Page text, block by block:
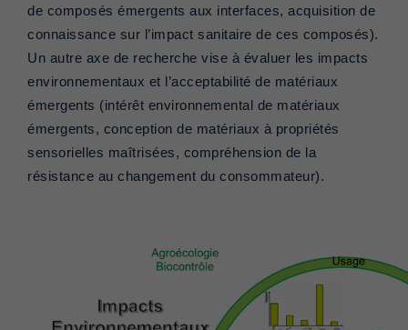
de composés émergents aux interfaces, acquisition de
connaissance sur l’impact sanitaire de ces composés).
Un autre axe de recherche vise à évaluer les impacts
environnementaux et l’acceptabilité de matériaux
émergents (intérêt environnemental de matériaux
émergents, conception de matériaux à propriétés
sensorielles maîtrisées, compréhension de la
résistance au changement du consommateur).